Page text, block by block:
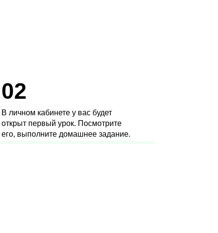
02
В личном кабинете у вас будет
открыт первый урок. Посмотрите
его, выполните домашнее задание.